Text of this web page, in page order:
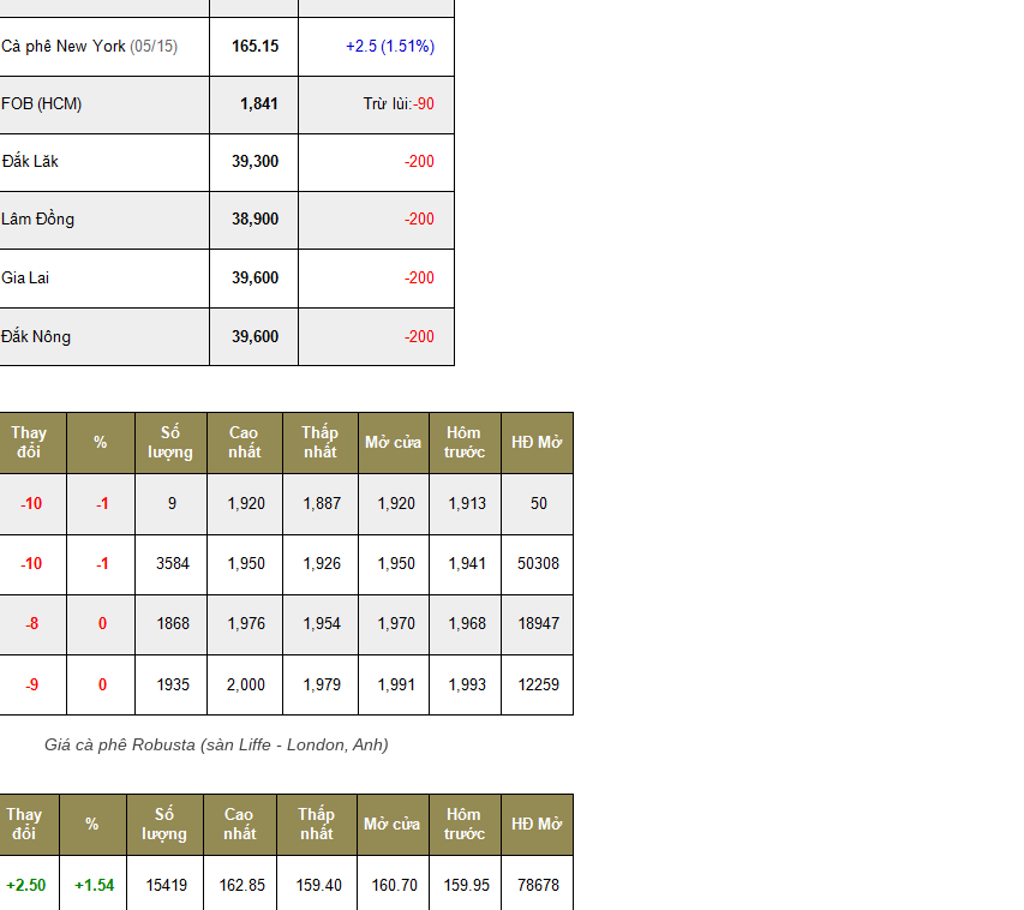
Giá cà phê Robusta (sàn Liffe - London, Anh)